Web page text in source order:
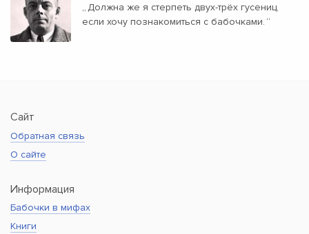
„Должна же я стерпеть двух-трёх гусениц,
если хочу познакомиться с бабочками. “
Сайт
Обратная связь
О сайте
Информация
Бабочки в мифах
Книги